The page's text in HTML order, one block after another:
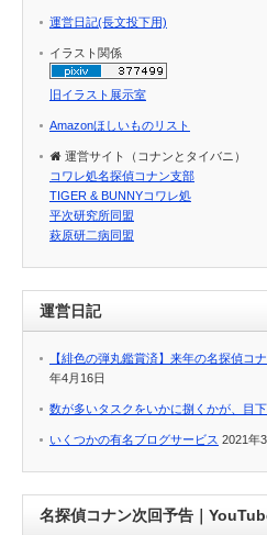
運営日記(長文投下用)
イラスト関係
旧イラスト展示室
Amazonほしいものリスト
運営サイト（コナンとタイバニ）
コワレ処名探偵コナン支部
TIGER & BUNNYコワレ処
平次研究所同盟
萩原研二病同盟
運営日記
【緋色の弾丸鑑賞済】来年の名探偵コ
年4月16日
数が多いタスクをいかに捌くかが、目
いくつかの有名ブログサービス 2021年
名探偵コナン次回予告｜